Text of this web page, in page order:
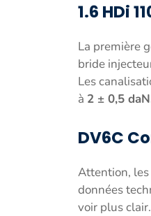
1.6 HDi
La première
bride
Les
à 2 ± 0,5
DV6C
Attention, les
données
voir plus clair.